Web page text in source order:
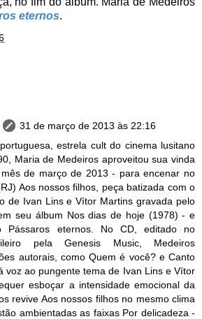
eternos.
31 de março de 2013 às 22:16
estrela cult do cinema lusitano
Maria de Medeiros aproveitou sua vinda
de março de 2013 - para encenar no
Aos nossos filhos, peça batizada com o
de Ivan Lins e Vítor Martins gravada pelo
seu álbum Nos dias de hoje (1978) - e
Pássaros eternos. No CD, editado no
pela Genesis Music, Medeiros
autorais, como Quem é você? e Canto
voz ao pungente tema de Ivan Lins e Vítor
esboçar a intensidade emocional da
revive Aos nossos filhos no mesmo clima
ambientadas as faixas Por delicadeza -